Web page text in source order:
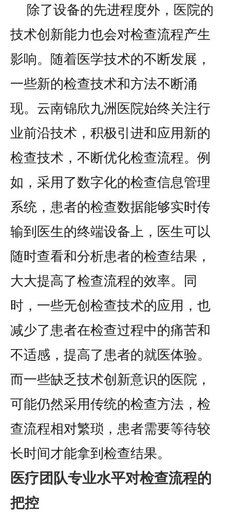
除了设备的先进程度外，医院的
技术创新能力也会对检查流程产生
影响。随着医学技术的不断发展，
一些新的检查技术和方法不断涌
现。云南锦欣九洲医院始终关注行
业前沿技术，积极引进和应用新的
检查技术，不断优化检查流程。例
如，采用了数字化的检查信息管理
系统，患者的检查数据能够实时传
输到医生的终端设备上，医生可以
随时查看和分析患者的检查结果，
大大提高了检查流程的效率。同
时，一些无创检查技术的应用，也
减少了患者在检查过程中的痛苦和
不适感，提高了患者的就医体验。
而一些缺乏技术创新意识的医院，
可能仍然采用传统的检查方法，检
查流程相对繁琐，患者需要等待较
长时间才能拿到检查结果。
医疗团队专业水平对检查流程的
把控